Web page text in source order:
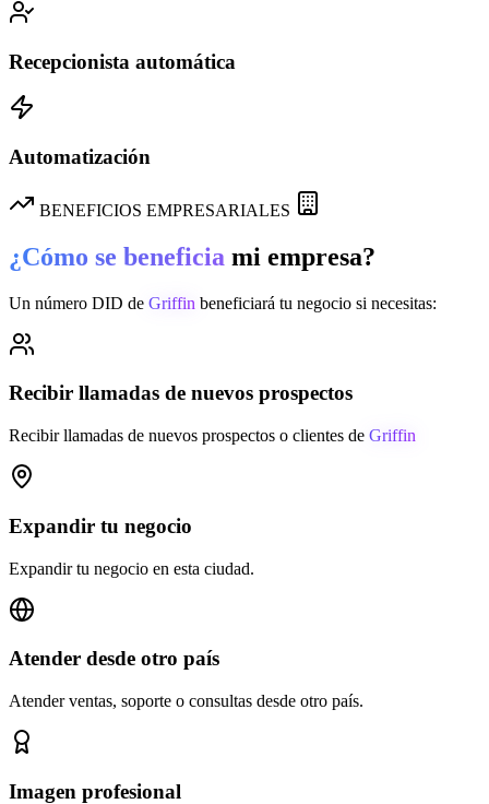
Recepcionista automática
Automatización
BENEFICIOS EMPRESARIALES
¿Cómo se beneficia mi empresa?
Un número DID de Griffin beneficiará tu negocio si necesitas:
Recibir llamadas de nuevos prospectos
Recibir llamadas de nuevos prospectos o clientes de Griffin
Expandir tu negocio
Expandir tu negocio en esta ciudad.
Atender desde otro país
Atender ventas, soporte o consultas desde otro país.
Imagen profesional